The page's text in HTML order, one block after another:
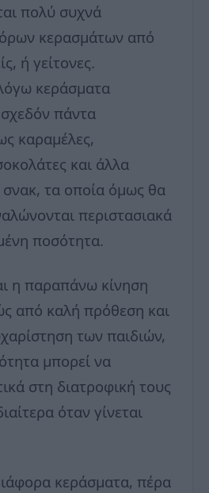
πολύ συχνά
κερασμάτων από
ή γείτονες.
κεράσματα
πάντα
καραμέλες,
και άλλα
τα οποία όμως θα
περιστασιακά
ποσότητα.
η παραπάνω κίνηση
από καλή πρόθεση και
των παιδιών,
μπορεί να
στη διατροφική τους
όταν γίνεται
κεράσματα, πέρα